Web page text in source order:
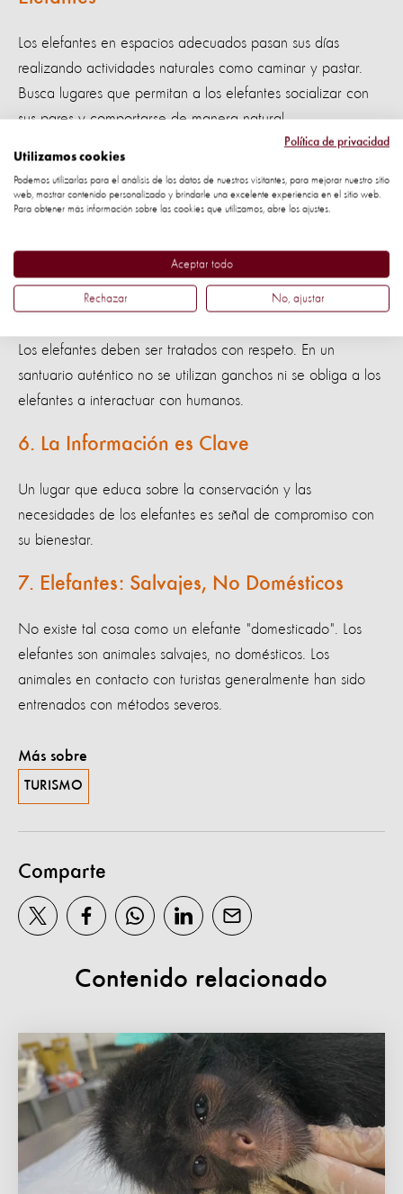
Los elefantes en espacios adecuados pasan sus días
realizando actividades naturales como caminar y pastar.
Busca lugares que permitan a los elefantes socializar con
sus pares y comportarse de manera natural.
4. Los Elefantes Bebés No Deben Ser
Atracciones
como atracción, ya que no practican la cría en cautividad.
5. Trato con Respeto y Amabilidad
Los elefantes deben ser tratados con respeto. En un
santuario auténtico no se utilizan ganchos ni se obliga a los
elefantes a interactuar con humanos.
6. La Información es Clave
Un lugar que educa sobre la conservación y las
necesidades de los elefantes es señal de compromiso con
su bienestar.
7. Elefantes: Salvajes, No Domésticos
No existe tal cosa como un elefante "domesticado". Los
elefantes son animales salvajes, no domésticos. Los
animales en contacto con turistas generalmente han sido
entrenados con métodos severos.
Más sobre
TURISMO
Comparte
Contenido relacionado
Política de privacidad
Utilizamos cookies
Podemos utilizarlas para el análisis de los datos de nuestros visitantes, para mejorar nuestro sitio
web, mostrar contenido personalizado y brindarle una excelente experiencia en el sitio web.
Para obtener más información sobre las cookies que utilizamos, abre los ajustes.
Aceptar todo
Rechazar No, ajustar